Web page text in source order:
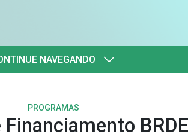
NAVEGANDO
PROGRAMAS
Financiamento BRDE